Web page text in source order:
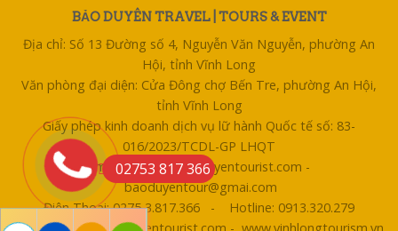
BẢO DUYÊN TRAVEL | TOURS & EVENT
Địa chỉ: Số 13 Đường số 4, Nguyễn Văn Nguyễn, phường An
Hội, tỉnh Vĩnh Long
Văn phòng đại diện: Cửa Đông chợ Bến Tre, phường An Hội,
tỉnh Vĩnh Long
Giấy phép kinh doanh dịch vụ lữ hành Quốc tế số: 83-
016/2023/TCDL-GP LHQT
Email: bentre@baoduyentourist.com -
baoduyentour@gmai.com
Điện Thoại: 0275 3.817.366 - Hotline: 0913.320.279
02753 817 366